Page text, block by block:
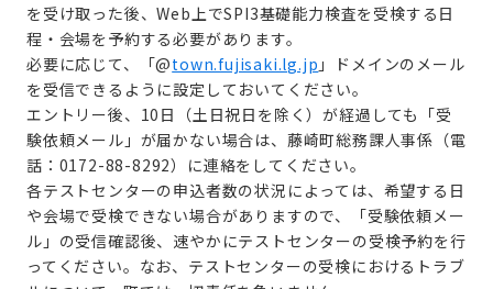
を受け取った後、Web上でSPI3基礎能力検査を受検する日
程・会場を予約する必要があります。
必要に応じて、「@town.fujisaki.lg.jp 」ドメインのメール
を受信できるように設定しておいてください。
エントリー後、10日（土日祝日を除く）が経過しても「受
験依頼メール」が届かない場合は、藤崎町総務課人事係（電
話：0172-88-8292）に連絡をしてください。
各テストセンターの申込者数の状況によっては、希望する日
や会場で受検できない場合がありますので、「受験依頼メー
ル」の受信確認後、速やかにテストセンターの受検予約を行
ってください。なお、テストセンターの受検におけるトラブ